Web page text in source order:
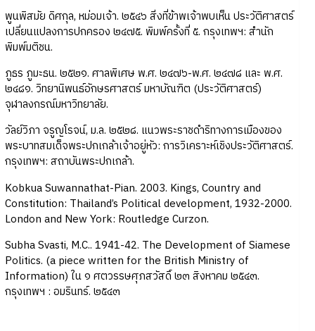
พูนพิสมัย ดิศกุล, หม่อมเจ้า. ๒๕๔๖ สิ่งที่ข้าพเจ้าพบเห็น ประวัติศาสตร์
เปลี่ยนแปลงการปกครอง ๒๔๗๕. พิมพ์ครั้งที่ ๕. กรุงเทพฯ: สำนัก
พิมพ์มติชน.
ภูธร ภูมะธน. ๒๕๒๑. ศาลพิเศษ พ.ศ. ๒๔๗๖-พ.ศ. ๒๔๗๘ และ พ.ศ.
๒๔๘๑. วิทยานิพนธ์อักษรศาสตร์ มหาบัณฑิต (ประวัติศาสตร์)
จุฬาลงกรณ์มหาวิทยาลัย.
วัลย์วิภา จรูญโรจน์, ม.ล. ๒๕๒๘. แนวพระราชดำริทางการเมืองของ
พระบาทสมเด็จพระปกเกล้าเจ้าอยู่หัว: การวิเคราะห์เชิงประวัติศาสตร์.
กรุงเทพฯ: สถาบันพระปกเกล้า.
Kobkua Suwannathat-Pian. 2003. Kings, Country and
Constitution: Thailand’s Political development, 1932-2000.
London and New York: Routledge Curzon.
Subha Svasti, M.C.. 1941-42. The Development of Siamese
Politics. (a piece written for the British Ministry of
Information) ใน ๑ ศตวรรษศุภสวัสดิ์ ๒๓ สิงหาคม ๒๕๔๓.
กรุงเทพฯ : อมรินทร์. ๒๕๔๓